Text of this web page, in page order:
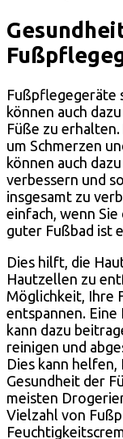
Fußpflegegeräte
können auch
Füße zu
um Schmerzen
können auch
verbessern und
insgesamt zu
einfach, wenn
guter Fußbad ist
Dies hilft, die
Hautzellen zu
Möglichkeit, Ihre
entspannen.
kann dazu
reinigen und
Dies kann
Gesundheit der
meisten
Vielzahl von